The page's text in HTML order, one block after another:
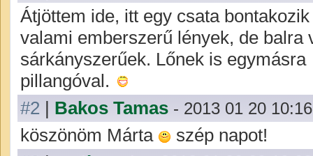
Átjöttem ide, itt egy csata
valami emberszerű lények, de balra
sárkányszerűek. Lőnek is egymásra
pillangóval.
#2 | Bakos Tamas - 2013 01 20
köszönöm Márta
szép napot!